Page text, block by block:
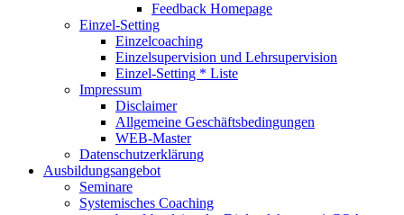
Feedback Homepage
Einzel-Setting
Einzelcoaching
Einzelsupervision und Lehrsupervision
Einzel-Setting * Liste
Impressum
Disclaimer
Allgemeine Geschäftsbedingungen
WEB-Master
Datenschutzerklärung
Ausbildungsangebot
Seminare
Systemisches Coaching